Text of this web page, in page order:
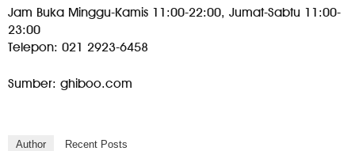
Jam Buka Minggu-Kamis 11:00-22:00, Jumat-Sabtu 11:00-
23:00
Telepon: 021 2923-6458
Sumber: ghiboo.com
Author Recent Posts